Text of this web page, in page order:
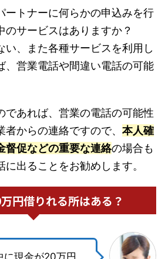
ートナーに何らかの申込みを行
のサービスはありますか？
い、また各種サービスを利用し
、営業電話や間違い電話の可能
であれば、営業の電話の可能性
からの連絡ですので、 本人確
督促などの重要な連絡の場合も
出ることをお勧めします。
円借りれる所はある？